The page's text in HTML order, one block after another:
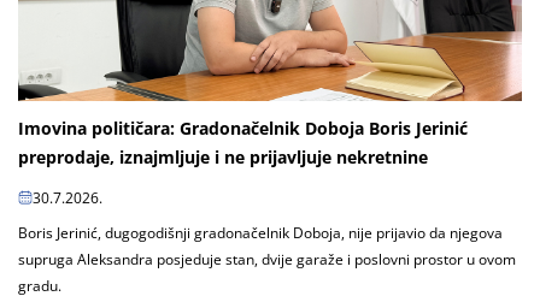
Imovina političara: Gradonačelnik Doboja Boris Jerinić
preprodaje, iznajmljuje i ne prijavljuje nekretnine
30.7.2026.
Boris Jerinić, dugogodišnji gradonačelnik Doboja, nije prijavio da njegova
supruga Aleksandra posjeduje stan, dvije garaže i poslovni prostor u ovom
gradu.